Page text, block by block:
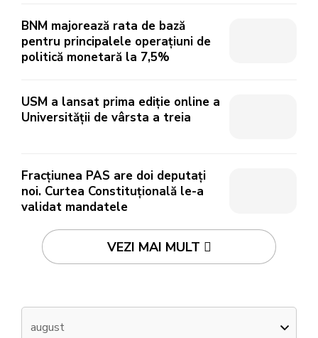
BNM majorează rata de bază
pentru principalele operațiuni de
politică monetară la 7,5%
USM a lansat prima ediție online a
Universității de vârsta a treia
Fracțiunea PAS are doi deputați
noi. Curtea Constituțională le-a
validat mandatele
VEZI MAI MULT